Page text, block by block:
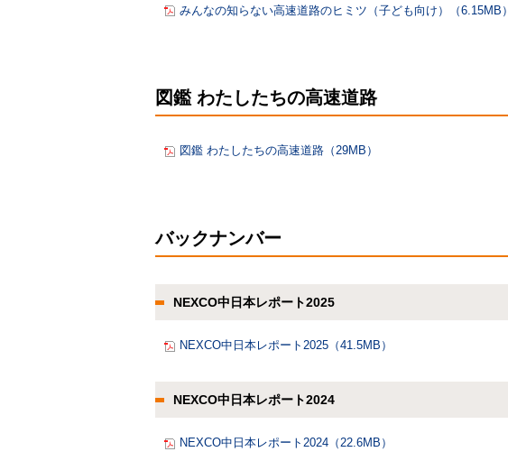
みんなの知らない高速道路のヒミツ（子ども向け）（6.15MB）
図鑑 わたしたちの高速道路
図鑑 わたしたちの高速道路（29MB）
バックナンバー
NEXCO中日本レポート2025
NEXCO中日本レポート2025（41.5MB）
NEXCO中日本レポート2024
NEXCO中日本レポート2024（22.6MB）